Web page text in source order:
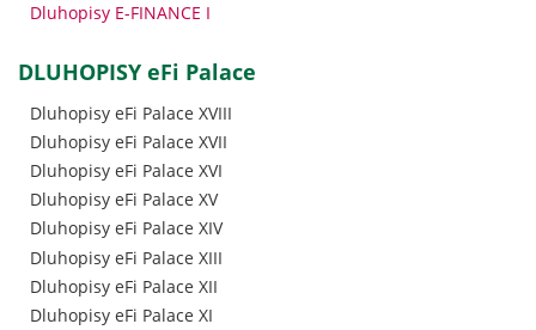
Dluhopisy E-FINANCE I
DLUHOPISY eFi Palace
Dluhopisy eFi Palace XVIII
Dluhopisy eFi Palace XVII
Dluhopisy eFi Palace XVI
Dluhopisy eFi Palace XV
Dluhopisy eFi Palace XIV
Dluhopisy eFi Palace XIII
Dluhopisy eFi Palace XII
Dluhopisy eFi Palace XI